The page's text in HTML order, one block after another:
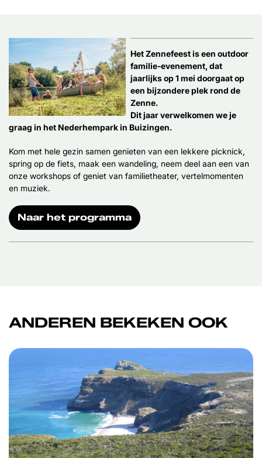
Het Zennefeest is een outdoor
familie-evenement, dat
jaarlijks op 1 mei doorgaat op
een bijzondere plek rond de
Zenne.
Dit jaar verwelkomen we je
graag in het Nederhempark in Buizingen.
Kom met hele gezin samen genieten van een lekkere picknick,
spring op de fiets, maak een wandeling, neem deel aan een van
onze workshops of geniet van familietheater, vertelmomenten
en muziek.
Naar het programma
ANDEREN BEKEKEN OOK
Overslaan